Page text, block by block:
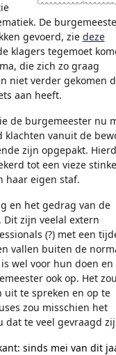
De
gevoerd, zie deze
klagers tegemoet
die zich zo graag
niet verder gekomen
aan heeft.
de burgemeester nu
vanuit de
zijn opgepakt.
tot een vieze
haar eigen staf.
en het gedrag van de
Dit zijn veelal extern
(?) met een
vallen buiten de
wel voor hun doen en
ook op. Het zou
uit te spreken en op te
zou misschien het
dat te veel gevraagd
sinds mei van dit